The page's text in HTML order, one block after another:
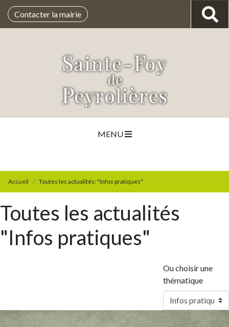
Contacter la mairie
MENU
Accueil Toutes les actualités: "Infos pratiques"
Toutes les actualités
"Infos pratiques"
Ou choisir une
thématique